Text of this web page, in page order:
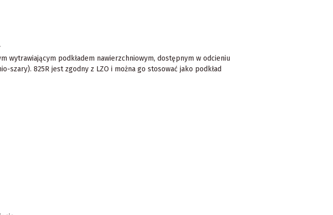
wytrawiającym podkładem nawierzchniowym, dostępnym w odcieniu
szary). 825R jest zgodny z LZO i można go stosować jako podkład